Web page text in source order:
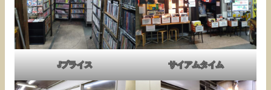
Jプライス サイアムタイム